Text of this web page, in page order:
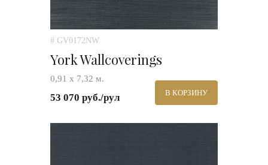
# GV0172NW
York Wallcoverings
0,91 х 7,32 м.
53 070 руб./рул В КОРЗИНУ